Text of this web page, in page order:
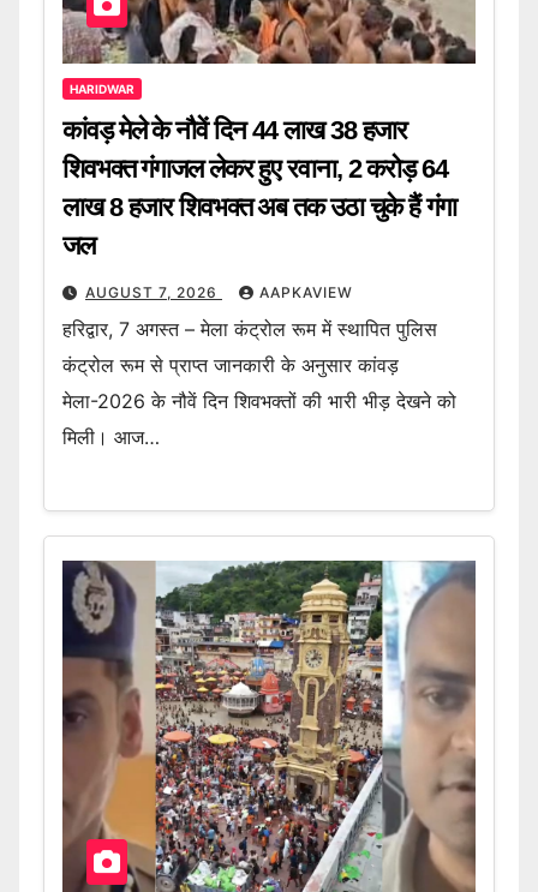
HARIDWAR
कांवड़ मेले के नौवें दिन 44 लाख 38 हजार
शिवभक्त गंगाजल लेकर हुए रवाना, 2 करोड़ 64
लाख 8 हजार शिवभक्त अब तक उठा चुके हैं गंगा
जल
AUGUST 7, 2026 AAPKAVIEW
हरिद्वार, 7 अगस्त – मेला कंट्रोल रूम में स्थापित पुलिस
कंट्रोल रूम से प्राप्त जानकारी के अनुसार कांवड़
मेला-2026 के नौवें दिन शिवभक्तों की भारी भीड़ देखने को
मिली। आज…